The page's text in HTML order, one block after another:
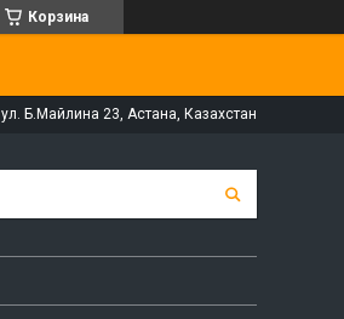
Корзина
ул. Б.Майлина 23, Астана, Казахстан